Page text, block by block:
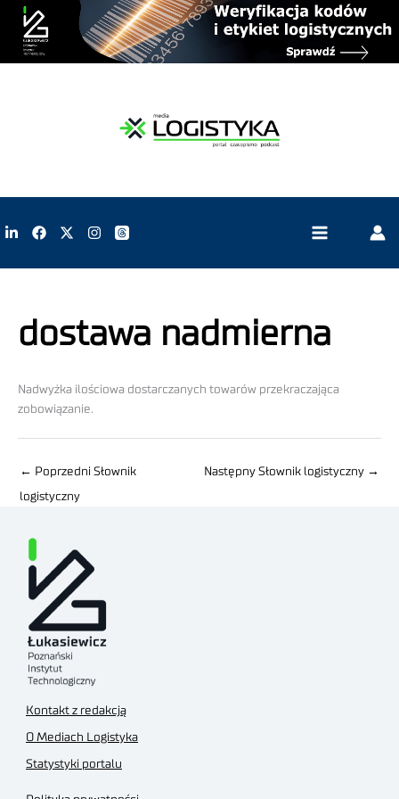
dostawa nadmierna
Nadwyżka ilościowa dostarczanych towarów przekraczająca
zobowiązanie.
← Poprzedni Słownik
logistyczny
Następny Słownik logistyczny →
Kontakt z redakcją
O Mediach Logistyka
Statystyki portalu